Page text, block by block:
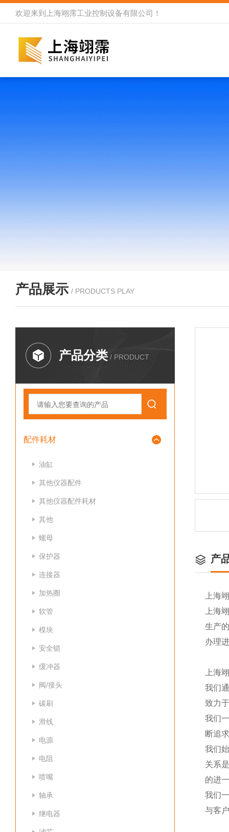
欢迎来到 上海翊霈工业控制设备有限公司 ！
产品展示 / PRODUCTS PLAY
产品分类 / PRODUCT
配件耗材
油缸
其他仪器配件
其他仪器配件耗材
其他
螺母
保护器
连接器
加热圈
软管
模块
安全锁
缓冲器
阀/接头
碳刷
滑线
电源
电阻
喷嘴
轴承
继电器
产
上海
上海
生产
办理
上海
我们
致力
我们
断追
我们
关系
的进
我们
与客